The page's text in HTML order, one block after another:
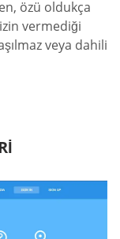
özü oldukça
vermediği
veya dahili